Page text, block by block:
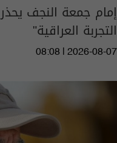
إمام جمعة النجف
التجربة العراقية"
08:08 | 2026-08-07